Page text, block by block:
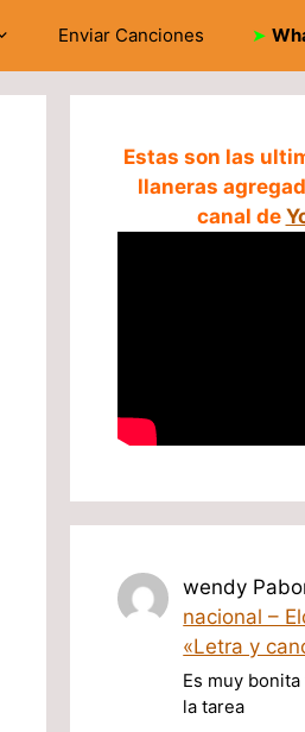
Enviar Canciones ➤
Estas son las
llaneras
canal de
wendy
nacional –
«Letra y
Es muy
la tarea